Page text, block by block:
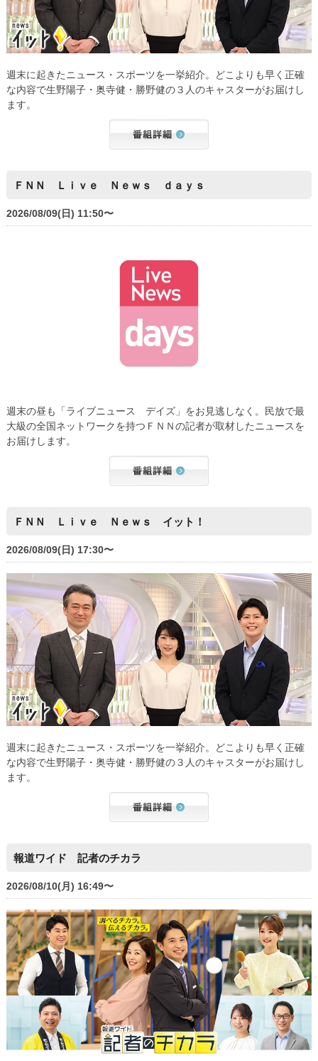
週末に起きたニュース・スポーツを一挙紹介。どこよりも早く正確
な内容で生野陽子・奥寺健・勝野健の３人のキャスターがお届けし
ます。
ＦＮＮ Ｌｉｖｅ Ｎｅｗｓ ｄａｙｓ
2026/08/09(日) 11:50〜
週末の昼も「ライブニュース デイズ」をお見逃しなく。民放で最
大級の全国ネットワークを持つＦＮＮの記者が取材したニュースを
お届けします。
ＦＮＮ Ｌｉｖｅ Ｎｅｗｓ イット！
2026/08/09(日) 17:30〜
週末に起きたニュース・スポーツを一挙紹介。どこよりも早く正確
な内容で生野陽子・奥寺健・勝野健の３人のキャスターがお届けし
ます。
報道ワイド 記者のチカラ
2026/08/10(月) 16:49〜